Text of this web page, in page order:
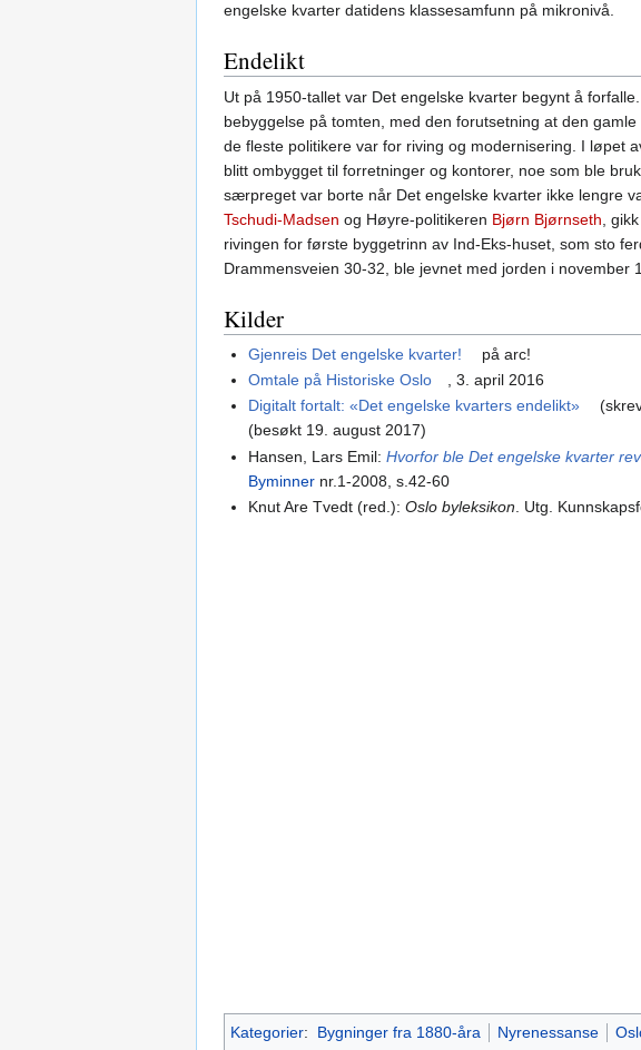
engelske kvarter datidens klassesamfunn på mikronivå.
Endelikt
Ut på 1950-tallet var Det engelske kvarter begynt å
bebyggelse på tomten, med den forutsetning at den
de fleste politikere var for riving og modernisering. I løpet
blitt ombygget til forretninger og kontorer, noe som ble
særpreget var borte når Det engelske kvarter ikke lengre
Tschudi-Madsen og Høyre-politikeren Bjørn Bjørnseth,
rivingen for første byggetrinn av Ind-Eks-huset, som sto
Drammensveien 30-32, ble jevnet med jorden i november
Kilder
Gjenreis Det engelske kvarter!
på arc!
Omtale på Historiske Oslo
, 3. april 2016
Digitalt fortalt: «Det engelske kvarters endelikt»
(besøkt 19. august 2017)
Hansen, Lars Emil:Hvorfor ble Det engelske kvarter
Byminner nr.1-2008, s.42-60
Knut Are Tvedt (red.):Oslo byleksikon. Utg.
Kategorier: Bygninger fra 1880-åra Nyrenessanse